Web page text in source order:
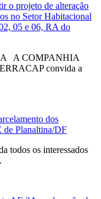
o projeto de alteração
no Setor Habitacional
05 e 06, RA do
A COMPANHIA
convida a
dos
Planaltina/DF
todos os interessados